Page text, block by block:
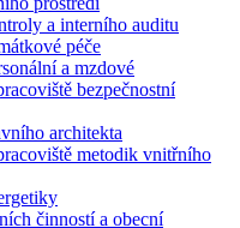
a interního auditu
péče
a mzdové
bezpečnostní
architekta
metodik vnitřního
činností a obecní